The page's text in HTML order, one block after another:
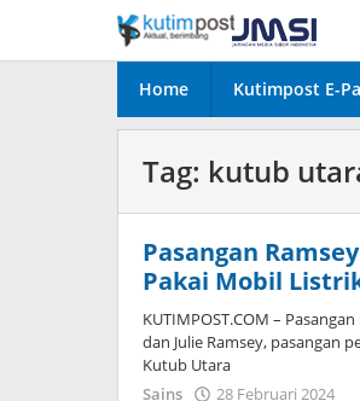
konten
Home Kutimpost E-
Tag: kutub
Pasangan
Pakai Mobil
KUTIMPOST.COM –
dan Julie Ramsey, pasangan
Kutub Utara
Sains
28 Februari 2024